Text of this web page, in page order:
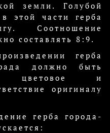
земли. Голубой
этой части герба
Соотношение
составлять 8:9.
герба
должно быть
цветовое и
оригиналу
герба города-